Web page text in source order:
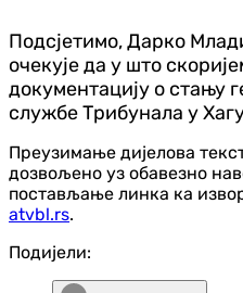
Подсјетимо, Дарко
очекује да у што
документацију о стању
службе Трибунала у
Преузимање дијелова
дозвољено уз обавезно
постављање линка ка
atvbl.rs.
Подијели: